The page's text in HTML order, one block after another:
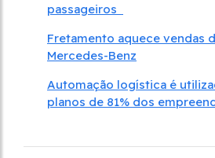
passageiros
Fretamento aquece vendas
Mercedes-Benz
Automação logística é
planos de 81% dos